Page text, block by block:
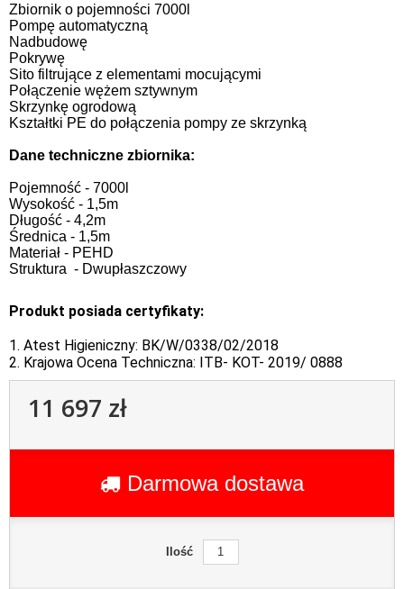
Zbiornik o pojemności 7000l
Pompę automatyczną
Nadbudowę
Pokrywę
Sito filtrujące z elementami mocującymi
Połączenie wężem sztywnym
Skrzynkę ogrodową
Kształtki PE do połączenia pompy ze skrzynką
Dane techniczne zbiornika:
Pojemność - 7000l
Wysokość - 1,5m
Długość - 4,2m
Średnica - 1,5m
Materiał - PEHD
Struktura - Dwupłaszczowy
Produkt posiada certyfikaty:
1. Atest Higieniczny: BK/W/0338/02/2018
2. Krajowa Ocena Techniczna: ITB- KOT- 2019/ 0888
11 697 zł
Darmowa dostawa
Ilość